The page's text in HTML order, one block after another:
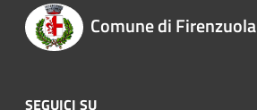
Comune di Firenzuola
SEGUICI SU